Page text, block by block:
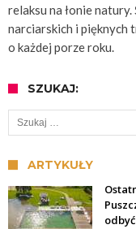
relaksu na łonie
narciarskich i pięknych
o każdej porze roku.
SZUKAJ:
Szukaj:
ARTYKUŁY